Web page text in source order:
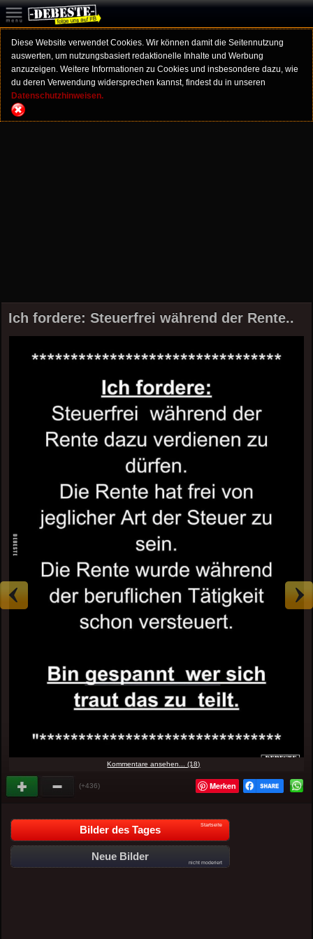
Diese Website verwendet Cookies. Wir können damit die Seitennutzung
auswerten, um nutzungsbasiert redaktionelle Inhalte und Werbung
anzuzeigen. Weitere Informationen zu Cookies und insbesondere dazu, wie
du deren Verwendung widersprechen kannst, findest du in unseren
Datenschutzhinweisen.
Ich fordere: Steuerfrei während der Rente..
Kommentare ansehen... (18)
(+436) Merken
Bilder des Tages Startseite
Neue Bilder
nicht moderiert